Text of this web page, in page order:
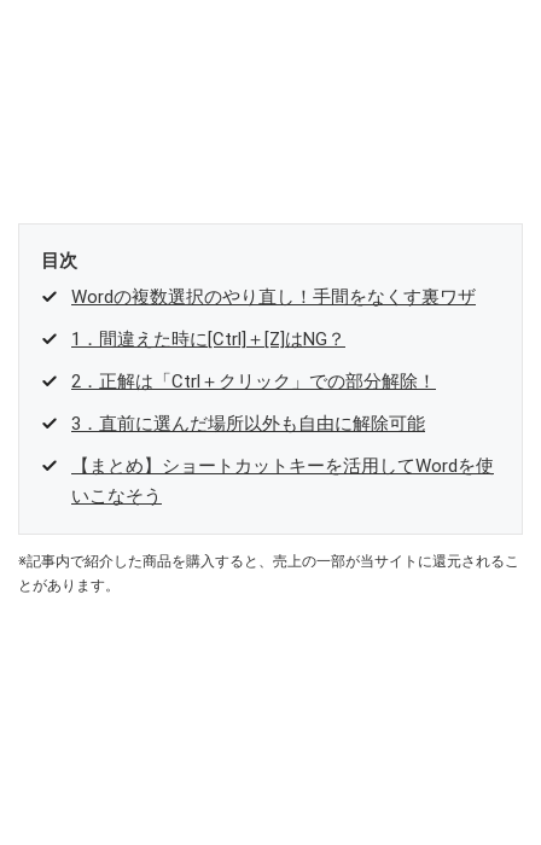
目次
Wordの複数選択のやり直し！手間をなくす裏ワザ
1．間違えた時に[Ctrl]＋[Z]はNG？
2．正解は「Ctrl＋クリック」での部分解除！
3．直前に選んだ場所以外も自由に解除可能
【まとめ】ショートカットキーを活用してWordを使
いこなそう
※記事内で紹介した商品を購入すると、売上の一部が当サイトに還元されるこ
とがあります。